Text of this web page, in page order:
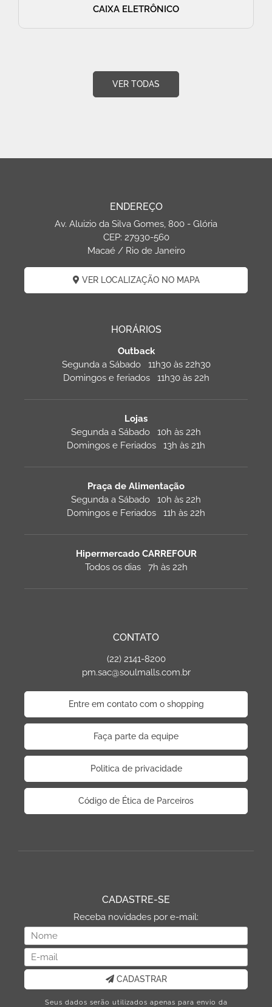
CAIXA ELETRÔNICO
VER TODAS
ENDEREÇO
Av. Aluizio da Silva Gomes, 800 - Glória
CEP: 27930-560
Macaé / Rio de Janeiro
VER LOCALIZAÇÃO NO MAPA
HORÁRIOS
Outback
Segunda a Sábado 11h30 às 22h30
Domingos e feriados 11h30 às 22h
Lojas
Segunda a Sábado 10h às 22h
Domingos e Feriados 13h às 21h
Praça de Alimentação
Segunda a Sábado 10h às 22h
Domingos e Feriados 11h às 22h
Hipermercado CARREFOUR
Todos os dias 7h às 22h
CONTATO
(22) 2141-8200
pm.sac@soulmalls.com.br
Entre em contato com o shopping
Faça parte da equipe
Politica de privacidade
Código de Ética de Parceiros
CADASTRE-SE
Receba novidades por e-mail:
CADASTRAR
Seus dados serão utilizados apenas para envio da